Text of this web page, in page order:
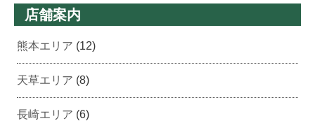
店舗案内
熊本エリア (12)
天草エリア (8)
長崎エリア (6)